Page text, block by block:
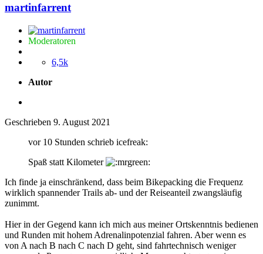
martinfarrent
Moderatoren
6,5k
Autor
Geschrieben 9. August 2021
vor 10 Stunden schrieb icefreak:
Spaß statt Kilometer
Ich finde ja einschränkend, dass beim Bikepacking die Frequenz
wirklich spannender Trails ab- und der Reiseanteil zwangsläufig
zunimmt.
Hier in der Gegend kann ich mich aus meiner Ortskenntnis bedienen
und Runden mit hohem Adrenalinpotenzial fahren. Aber wenn es
von A nach B nach C nach D geht, sind fahrtechnisch weniger